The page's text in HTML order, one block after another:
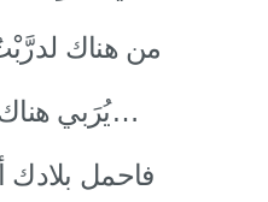
من هناك
يُرَبي هناك غزال الكِنَايةِ…
فاحمل